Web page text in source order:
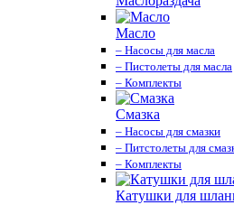
Масло
– Насосы для масла
– Пистолеты для масла
– Комплекты
Смазка
– Насосы для смазки
– Питстолеты для
– Комплекты
Катушки для